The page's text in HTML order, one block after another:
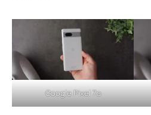
Google Pixel 7a